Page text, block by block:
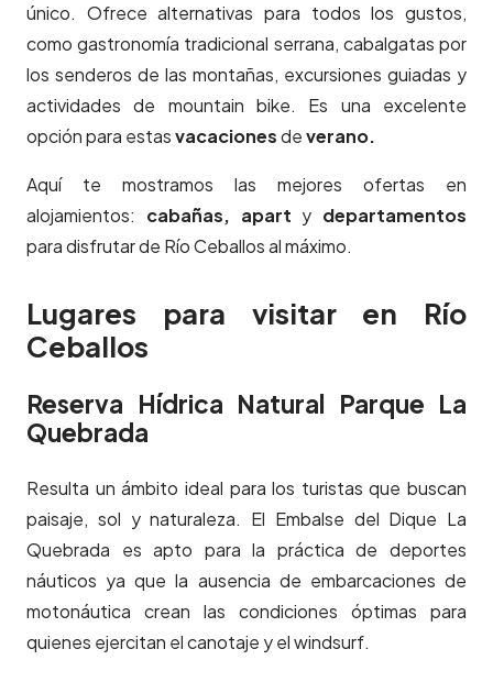
único. Ofrece alternativas para todos los gustos,
como gastronomía tradicional serrana, cabalgatas por
los senderos de las montañas, excursiones guiadas y
actividades de mountain bike. Es una excelente
opción para estasvacacionesdeverano.
Aquí te mostramos las mejores ofertas en
alojamientos: cabañas, apart y departamentos
para disfrutar de Río Ceballos al máximo.
Lugares para visitar en Río
Ceballos
Reserva Hídrica Natural Parque La
Quebrada
Resulta un ámbito ideal para los turistas que buscan
paisaje, sol y naturaleza. El Embalse del Dique La
Quebrada es apto para la práctica de deportes
náuticos ya que la ausencia de embarcaciones de
motonáutica crean las condiciones óptimas para
quienes ejercitan el canotaje y el windsurf.